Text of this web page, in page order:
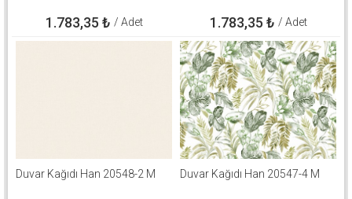
1.783,35 ₺ / Adet 1.783,35 ₺ / Adet
Duvar Kağıdı Han 20548-2 M Duvar Kağıdı Han 20547-4 M